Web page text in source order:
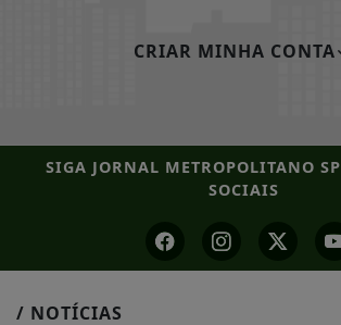
CRIAR MINHA CONTA
SIGA JORNAL METROPOLITANO SP
SOCIAIS
/ NOTÍCIAS